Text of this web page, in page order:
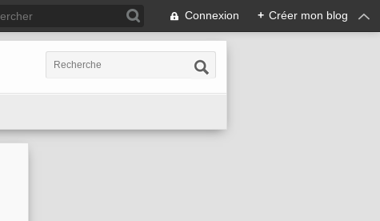
Connexion + Créer mon blog